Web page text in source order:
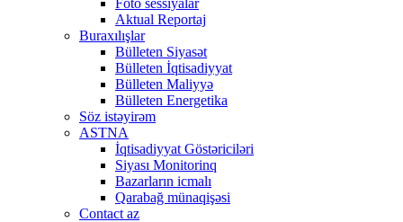
Foto sessiyalar
Aktual Reportaj
Buraxılışlar
Bülleten Siyasət
Bülleten İqtisadiyyat
Bülleten Maliyyə
Bülleten Energetika
Söz istəyirəm
ASTNA
İqtisadiyyat Göstəriciləri
Siyası Monitorinq
Bazarların icmalı
Qarabağ münaqişəsi
Contact az